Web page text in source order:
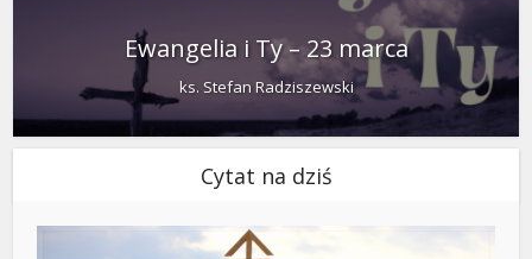
Ewangelia i Ty – 23 marca
ks. Stefan Radziszewski
Cytat na dziś